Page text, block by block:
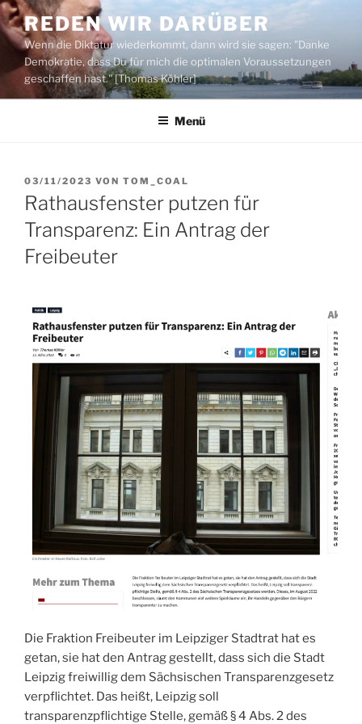
Zum
Inhalt
springen
REDEN WIR DARÜBER
Wenn die Diktatur wiederkommt, dann wird sie sagen: "Danke
Demokratie, dass Du für mich die optimalen Voraussetzungen
geschaffen hast." [Thomas Köhler]
Menü
VERÖFFENTLICHT
AM
03/11/2023 VON TOM_COAL
Rathausfenster putzen für
Transparenz: Ein Antrag der
Freibeuter
Die Fraktion Freibeuter im Leipziger Stadtrat hat es
getan, sie hat den Antrag gestellt, dass sich die Stadt
Leipzig freiwillig dem Sächsischen Transparenzgesetz
verpflichtet. Das heißt, Leipzig soll
transparenzpflichtige Stelle, gemäß § 4 Abs. 2 des